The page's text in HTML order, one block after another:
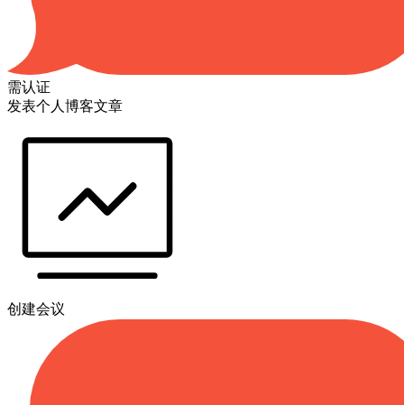
需认证
发表个人博客文章
创建会议